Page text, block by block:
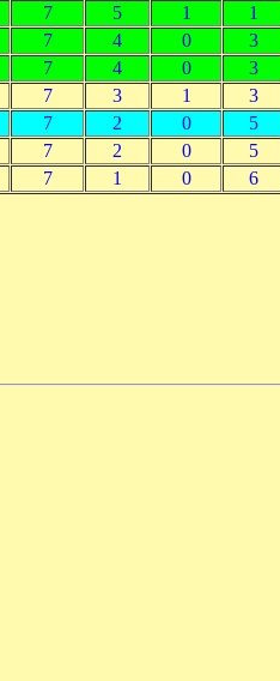
7 5 1 1
7 4 0 3
7 4 0 3
7 3 1 3
7 2 0 5
7 2 0 5
7 1 0 6